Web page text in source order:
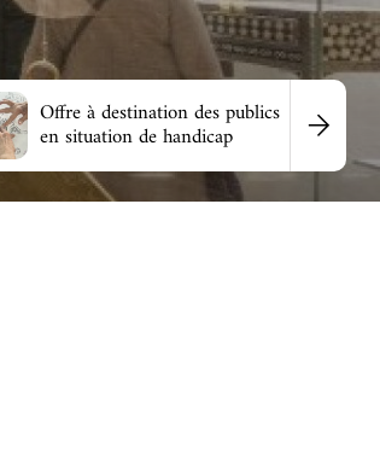
Offre à destination des publics
en situation de handicap